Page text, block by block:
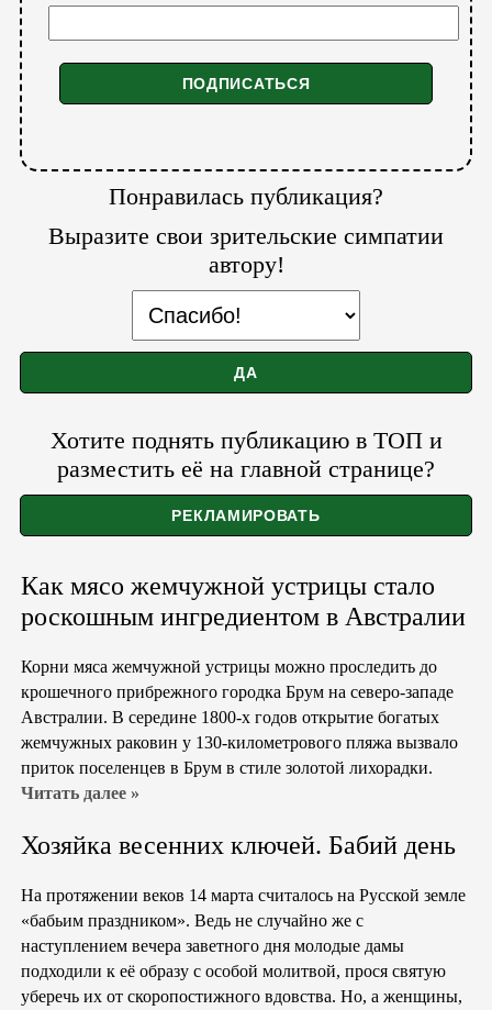
Понравилась публикация?
Выразите свои зрительские симпатии
автору!
Хотите поднять публикацию в ТОП и
разместить её на главной странице?
Как мясо жемчужной устрицы стало
роскошным ингредиентом в Австралии
Корни мяса жемчужной устрицы можно проследить до
крошечного прибрежного городка Брум на северо-западе
Австралии. В середине 1800-х годов открытие богатых
жемчужных раковин у 130-километрового пляжа вызвало
приток поселенцев в Брум в стиле золотой лихорадки.
Читать далее »
Хозяйка весенних ключей. Бабий день
На протяжении веков 14 марта считалось на Русской земле
«бабьим праздником». Ведь не случайно же с
наступлением вечера заветного дня молодые дамы
подходили к её образу с особой молитвой, прося святую
уберечь их от скоропостижного вдовства. Но, а женщины,